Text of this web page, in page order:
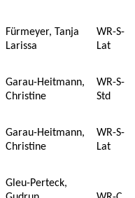
Fürmeyer, Tanja
Larissa
WR-S-
Lat
Garau-Heitmann,
Christine
WR-S-
Std
Garau-Heitmann,
Christine
WR-S-
Lat
Gleu-Perteck,